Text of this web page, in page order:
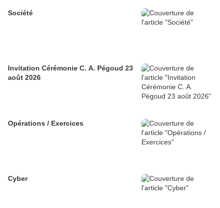
Société
Invitation Cérémonie C. A. Pégoud 23
août 2026
Opérations / Exercices
Cyber